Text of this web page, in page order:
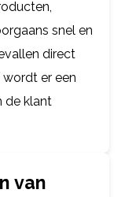
snel en
direct
er een
de klant
van